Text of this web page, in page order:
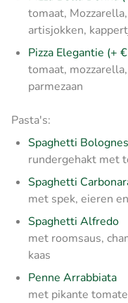
tomaat,
artisjokken,
Pizza Elegantie (+
tomaat,
parmezaan
Pasta's:
Spaghetti
rundergehakt met
Spaghetti
met spek, eieren
Spaghetti Alfredo
met roomsaus,
kaas
Penne Arrabbiata
met pikante